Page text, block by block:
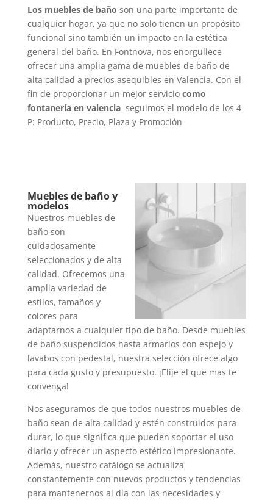
Los muebles de baño son una parte importante de
cualquier hogar, ya que no solo tienen un propósito
funcional sino también un impacto en la estética
general del baño. En Fontnova, nos enorgullece
ofrecer una amplia gama de muebles de baño de
alta calidad a precios asequibles en Valencia. Con el
fin de proporcionar un mejor servicio como
fontanería en valencia seguimos el modelo de los 4
P: Producto, Precio, Plaza y Promoción
Muebles de baño y
modelos
Nuestros muebles de
baño son
cuidadosamente
seleccionados y de alta
calidad. Ofrecemos una
amplia variedad de
estilos, tamaños y
colores para
adaptarnos a cualquier tipo de baño. Desde muebles
de baño suspendidos hasta armarios con espejo y
lavabos con pedestal, nuestra selección ofrece algo
para cada gusto y presupuesto. ¡Elije el que mas te
convenga!
Nos aseguramos de que todos nuestros muebles de
baño sean de alta calidad y estén construidos para
durar, lo que significa que pueden soportar el uso
diario y ofrecer un aspecto estético impresionante.
Además, nuestro catálogo se actualiza
constantemente con nuevos productos y tendencias
para mantenernos al día con las necesidades y